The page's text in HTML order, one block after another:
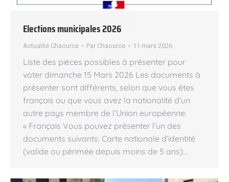
Elections municipales 2026
Actualité Chaource Par Chaource 11 mars 2026
Liste des pièces possibles à présenter pour
voter dimanche 15 Mars 2026 Les documents à
présenter sont différents, selon que vous êtes
français ou que vous avez la nationalité d’un
autre pays membre de l’Union européenne:
« Français Vous pouvez présenter l’un des
documents suivants: Carte nationale d’identité
(valide ou périmée depuis moins de 5 ans)…